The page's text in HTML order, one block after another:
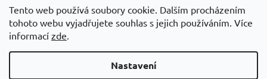
Tento web používá soubory cookie. Dalším procházením
tohoto webu vyjadřujete souhlas s jejich používáním. Více
informací zde.
Nastavení